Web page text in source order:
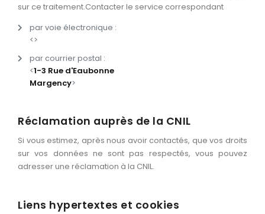
sur ce traitement.Contacter le service correspondant
par voie électronique :
<>
par courrier postal :
<1-3 Rue d'Eaubonne
Margency>
Réclamation auprès de la CNIL
Si vous estimez, après nous avoir contactés, que vos droits
sur vos données ne sont pas respectés, vous pouvez
adresser une réclamation à la CNIL.
Liens hypertextes et cookies